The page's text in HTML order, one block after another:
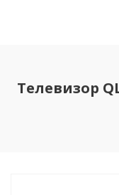
Телевизор